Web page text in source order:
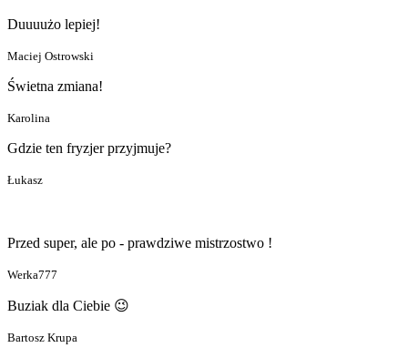
Duuuużo lepiej!
Maciej Ostrowski
Świetna zmiana!
Karolina
Gdzie ten fryzjer przyjmuje?
Łukasz
Przed super, ale po - prawdziwe mistrzostwo !
Werka777
Buziak dla Ciebie 😉
Bartosz Krupa